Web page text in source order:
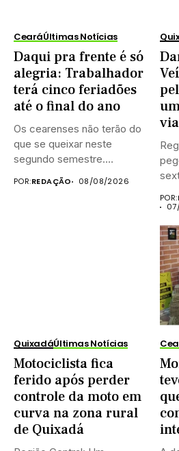
CearáÚltimas Notícias
Daqui pra frente é só
alegria: Trabalhador
terá cinco feriadões
até o final do ano
Os cearenses não terão do
que se queixar neste
segundo semestre.
POR:REDAÇÃO 08/08/2026
POR:
QuixadáÚltimas Notícias
Motociclista fica
ferido após perder
controle da moto em
curva na zona rural
de Quixadá